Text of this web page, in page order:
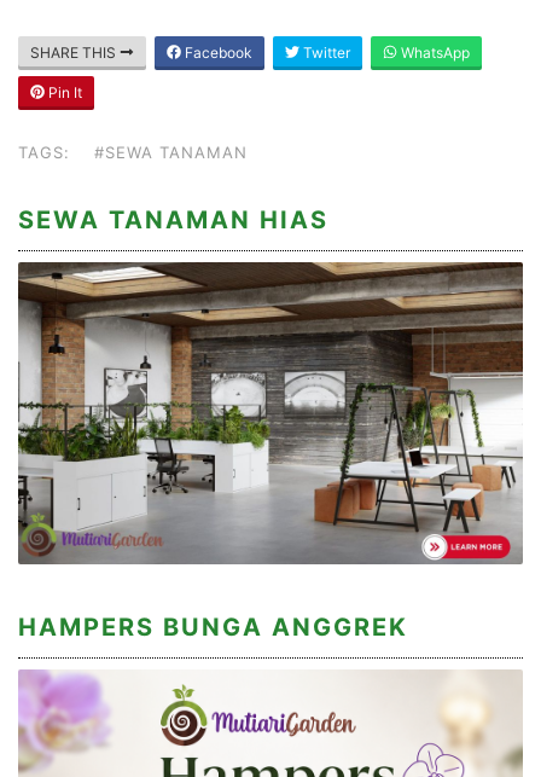
SHARE THIS Facebook Twitter WhatsApp
Pin It
TAGS: #SEWA TANAMAN
SEWA TANAMAN HIAS
HAMPERS BUNGA ANGGREK